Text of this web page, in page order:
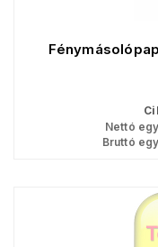
Nettó
Bruttó